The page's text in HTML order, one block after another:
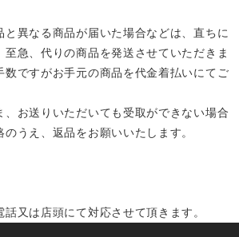
と異なる商品が届いた場合などは、直ちに
至急、代りの商品を発送させていただきま
数ですがお手元の商品を代金着払いにてご
、お送りいただいても受取ができない場合
うえ、返品をお願いいたします。
又は店頭にて対応させて頂きます。